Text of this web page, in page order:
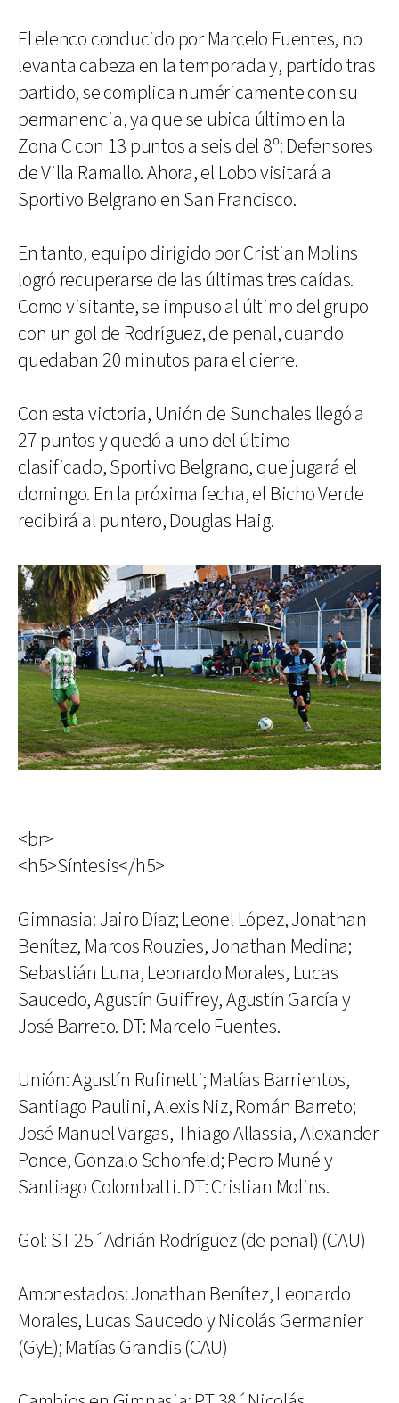
El elenco conducido por Marcelo Fuentes, no
levanta cabeza en la temporada y, partido tras
partido, se complica numéricamente con su
permanencia, ya que se ubica último en la
Zona C con 13 puntos a seis del 8º: Defensores
de Villa Ramallo. Ahora, el Lobo visitará a
Sportivo Belgrano en San Francisco.
En tanto, equipo dirigido por Cristian Molins
logró recuperarse de las últimas tres caídas.
Como visitante, se impuso al último del grupo
con un gol de Rodríguez, de penal, cuando
quedaban 20 minutos para el cierre.
Con esta victoria, Unión de Sunchales llegó a
27 puntos y quedó a uno del último
clasificado, Sportivo Belgrano, que jugará el
domingo. En la próxima fecha, el Bicho Verde
recibirá al puntero, Douglas Haig.
<br>
<h5>Síntesis</h5>
Gimnasia: Jairo Díaz; Leonel López, Jonathan
Benítez, Marcos Rouzies, Jonathan Medina;
Sebastián Luna, Leonardo Morales, Lucas
Saucedo, Agustín Guiffrey, Agustín García y
José Barreto. DT: Marcelo Fuentes.
Unión: Agustín Rufinetti; Matías Barrientos,
Santiago Paulini, Alexis Niz, Román Barreto;
José Manuel Vargas, Thiago Allassia, Alexander
Ponce, Gonzalo Schonfeld; Pedro Muné y
Santiago Colombatti. DT: Cristian Molins.
Gol: ST 25´Adrián Rodríguez (de penal) (CAU)
Amonestados: Jonathan Benítez, Leonardo
Morales, Lucas Saucedo y Nicolás Germanier
(GyE); Matías Grandis (CAU)